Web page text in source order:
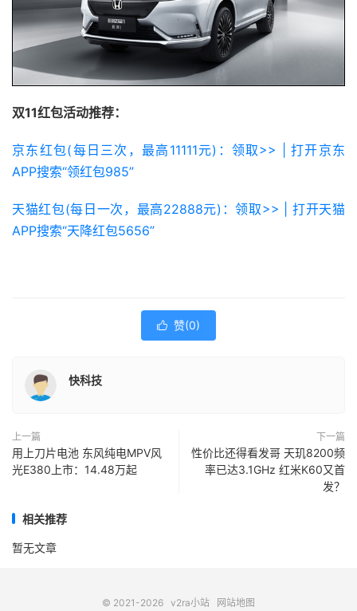
双11红包活动推荐：
京东红包(每日三次，最高11111元)：领取>> | 打开京东
APP搜索“领红包985”
天猫红包(每日一次，最高22888元)：领取>> | 打开天猫
APP搜索“天降红包5656”
 赞(0)
快科技
上一篇
用上刀片电池 东风纯电MPV风
光E380上市：14.48万起
下一篇
性价比还得看发哥 天玑8200频
率已达3.1GHz 红米K60又首
发？
相关推荐
暂无文章
© 2021-2026 v2ra小站 网站地图